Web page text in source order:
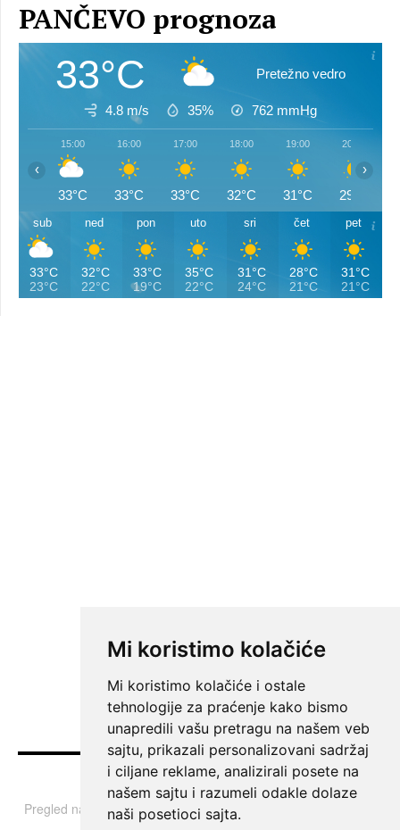
Mi koristimo kolačiće
Mi koristimo kolačiće i ostale
tehnologije za praćenje kako bismo
unapredili vašu pretragu na našem veb
sajtu, prikazali personalizovani sadržaj
i ciljane reklame, analizirali posete na
našem sajtu i razumeli odakle dolaze
naši posetioci sajta.
PANČEVO prognoza
33°C Pretežno vedro
4.8 m/s 35% 762 mmHg
15:00
33°C
16:00
33°C
17:00
33°C
18:00
32°C
19:00
31°C
20:00
29°C
‹ ›
sub
33°C
23°C
ned
32°C
22°C
pon
33°C
19°C
uto
35°C
22°C
sri
31°C
24°C
čet
28°C
21°C
pet
31°C
21°C
Vesti
Pregled najvažnijih informacija i tema iz Srbije, regiona i sveta.